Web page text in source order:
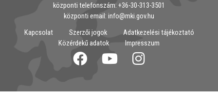
központi telefonszám: ‭+36-30-313-3501
központi email: info@mki.gov.hu
Kapcsolat
Szerzői jogok
Adatkezelési tájékoztató
Közérdekű adatok
Impresszum